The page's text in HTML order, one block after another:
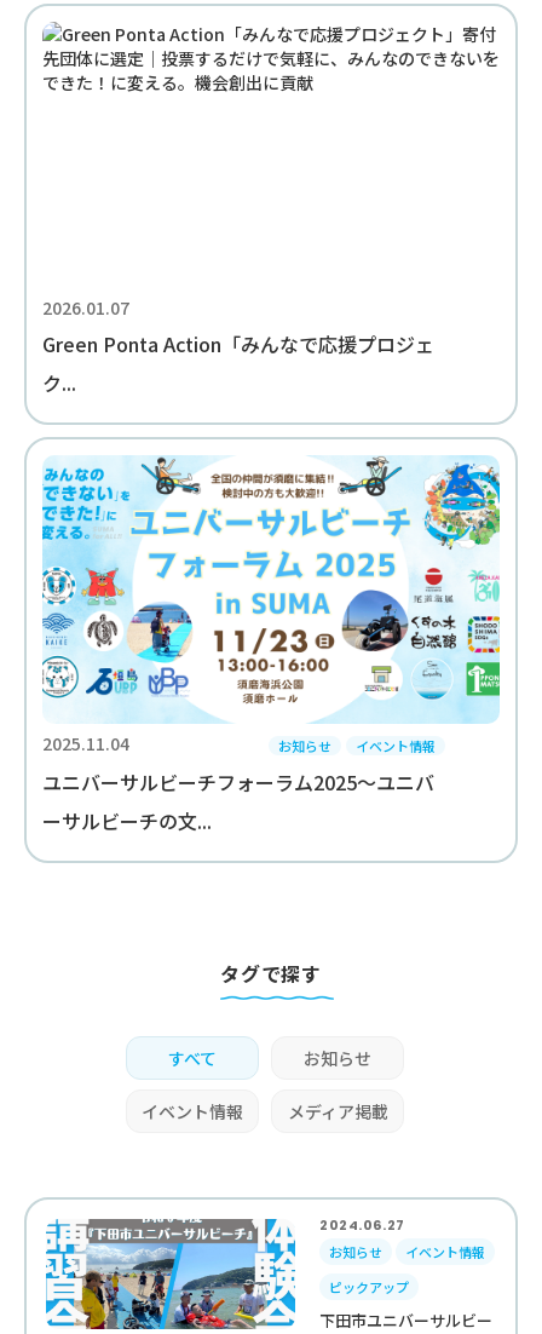
2026.01.07
Green Ponta Action「みんなで応援プロジェ
ク...
2025.11.04 お知らせ イベント情報
ユニバーサルビーチフォーラム2025～ユニバ
ーサルビーチの文...
タグで探す
すべて お知らせ
イベント情報 メディア掲載
2024.06.27
お知らせ
イベント情報
ピックアップ
下田市ユニバーサルビー